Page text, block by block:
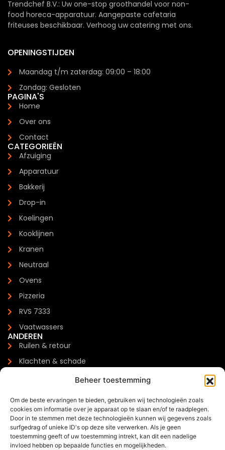
Beheer toestemming
Om de beste ervaringen te bieden, gebruiken wij technologieën zoals
cookies om informatie over je apparaat op te slaan en/of te raadplegen.
Door in te stemmen met deze technologieën kunnen wij gegevens zoals
surfgedrag of unieke ID's op deze site verwerken. Als je geen
toestemming geeft of uw toestemming intrekt, kan dit een nadelige
invloed hebben op bepaalde functies en mogelijkheden.
Trendchef B.V.: Uw one-stop groothandel voor non-
food horeca-apparatuur. Aangepaste cafetaria
friteuses beschikbaar. Verhoog uw catering met ons.
OPENINGSTIJDEN
Maandag t/m zaterdag: 09:00 – 18:00
Zondag: Gesloten
PAGINA'S
Home
Over ons
Contact
CATEGORIEËN
Afzuiging
Apparatuur
Bakkerij
Drop-in
Koelingen
Kooklijnen
Kranen
Neutraal
Ovens
Pizzeria
RVS 7333
Vaatwassers
ANDEREN
Ruilen & retour
Klachten & schade
Meest gestelde vragen
CONTACTGEGEVENS
Zilverenberg 34, 5234 GM 's-Hertogenbosch
+31 085 - 06 00 126